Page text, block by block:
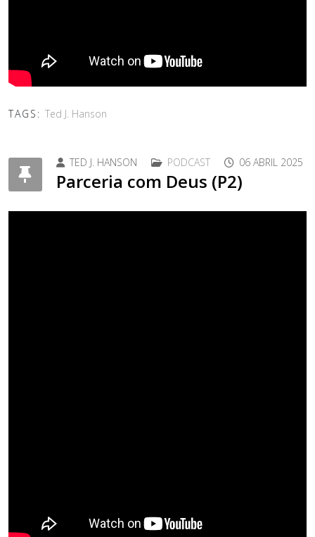
TAGS: Ted J. Hanson
TED J. HANSON PODCAST 06 ABRIL 2025
Parceria com Deus (P2)